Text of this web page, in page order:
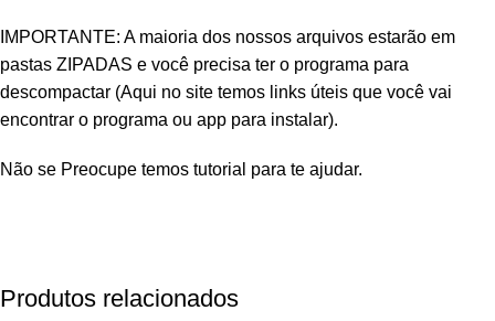
IMPORTANTE: A maioria dos nossos arquivos estarão em
pastas ZIPADAS e você precisa ter o programa para
descompactar (Aqui no site temos links úteis que você vai
encontrar o programa ou app para instalar).
Não se Preocupe temos tutorial para te ajudar.
Produtos relacionados